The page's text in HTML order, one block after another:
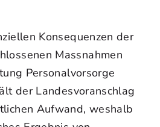
Konsequenzen der
Massnahmen
Personalvorsorge
der Landesvoranschlag
Aufwand, weshalb